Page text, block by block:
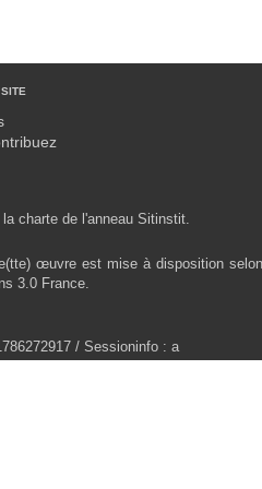
charte de l'anneau Sitinstit.
œuvre est mise à disposition
3.0 France.
/ Sessioninfo : a